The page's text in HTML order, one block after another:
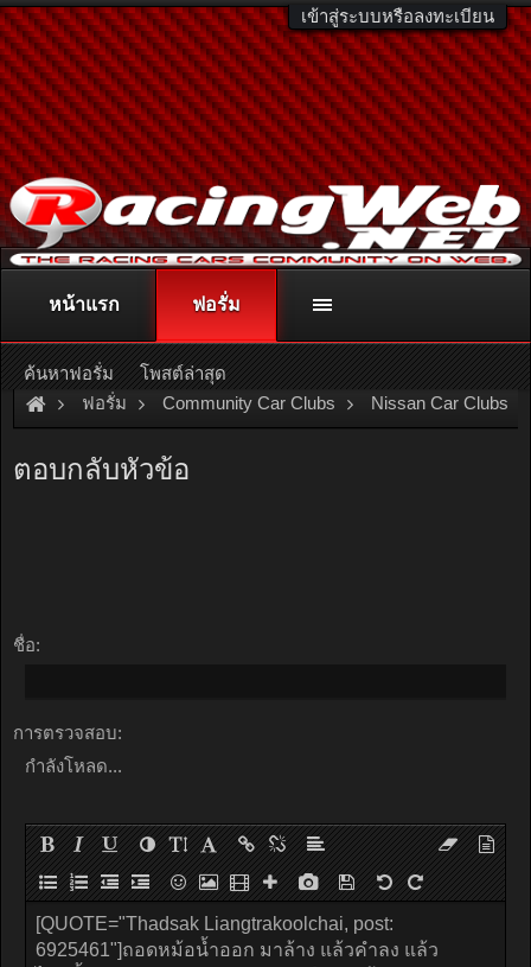
เข้าสู่ระบบหรือลงทะเบียน
ติดต่อลงโฆษณา racingweb@gmail.comหรือโทร. 081-811-1138
หรืออ่านรายละเอียดเพิ่มเติม คลิกที่นี่
ฟอรั่ม Community Car Clubs Nissan Car Clubs
ตอบกลับหัวข้อ
ชื่อ:
การตรวจสอบ:
กำลังโหลด...
หน้าแรก ฟอรั่ม
ค้นหาฟอรั่ม โพสต์ล่าสุด